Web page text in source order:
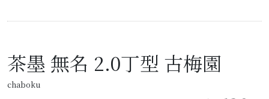
茶墨 無名 2.0丁型 古梅園
chaboku